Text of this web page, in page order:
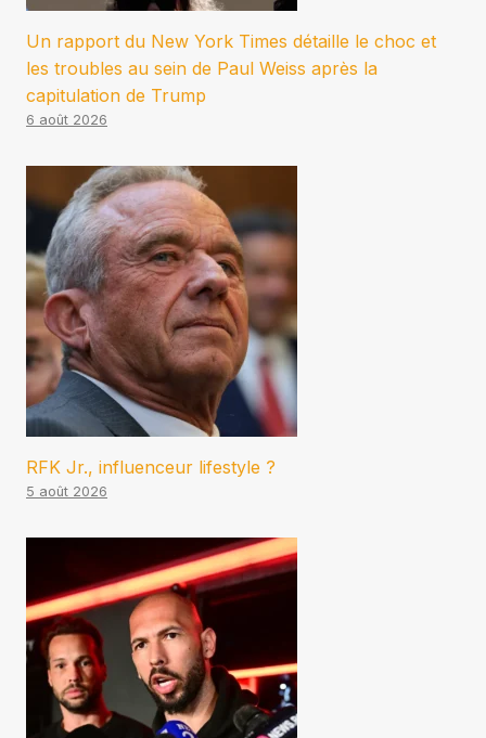
Un rapport du New York Times détaille le choc et
les troubles au sein de Paul Weiss après la
capitulation de Trump
6 août 2026
RFK Jr., influenceur lifestyle ?
5 août 2026